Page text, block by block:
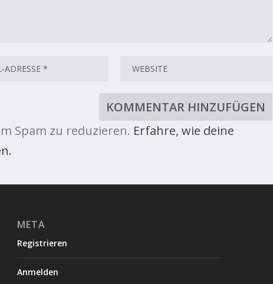
Spam zu reduzieren. Erfahre, wie deine
META
Registrieren
Anmelden